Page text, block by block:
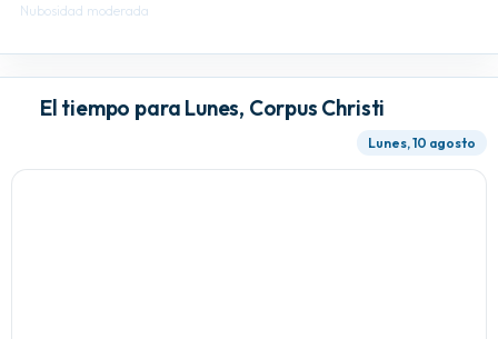
Nubosidad moderada
El tiempo para Lunes, Corpus Christi
Lunes, 10 agosto